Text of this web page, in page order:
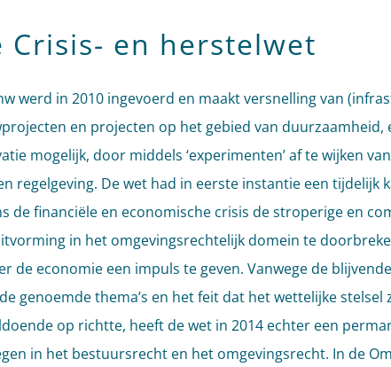
Crisis- en herstelwet
werd in 2010 ingevoerd en maakt versnelling van
en projecten op het gebied van duurzaamheid,
mogelijk, door middels ‘experimenten’ af te wijken
regelgeving. De wet had in eerste instantie een tijdelijk
de financiële en economische crisis de stroperige en
in het omgevingsrechtelijk domein te
de economie een impuls te geven. Vanwege de
genoemde thema’s en het feit dat het wettelijke stelsel
op richtte, heeft de wet in 2014 echter een
in het bestuursrecht en het omgevingsrecht. In de